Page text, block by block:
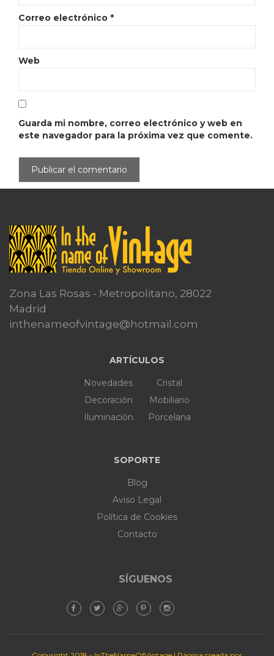
Correo electrónico *
Web
Guarda mi nombre, correo electrónico y web en
este navegador para la próxima vez que comente.
Zona Las Rosas - Metropolitano, 28022
Madrid
inthenameofvintage@hotmail.com
ARTÍCULOS
Novedades
Decoración
Iluminación
Cristal
Mobiliario
Porcelana
SOPORTE
Blog
Aviso Legal
Política de Cookies
Contacto
SÍGUENOS